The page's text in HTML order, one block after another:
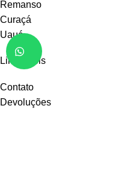
Remanso
Curaçá
Uauá
Links úteis
Contato
Devoluções